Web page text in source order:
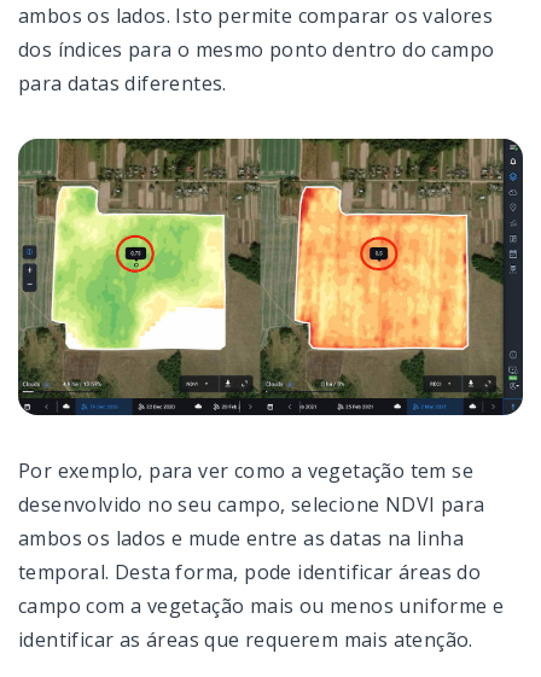
ambos os lados. Isto permite comparar os valores
dos índices para o mesmo ponto dentro do campo
para datas diferentes.
Por exemplo, para ver como a vegetação tem se
desenvolvido no seu campo, selecione NDVI para
ambos os lados e mude entre as datas na linha
temporal. Desta forma, pode identificar áreas do
campo com a vegetação mais ou menos uniforme e
identificar as áreas que requerem mais atenção.